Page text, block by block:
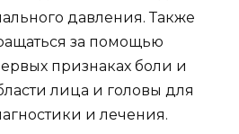
давления. Также
за помощью
признаках боли и
лица и головы для
и лечения.